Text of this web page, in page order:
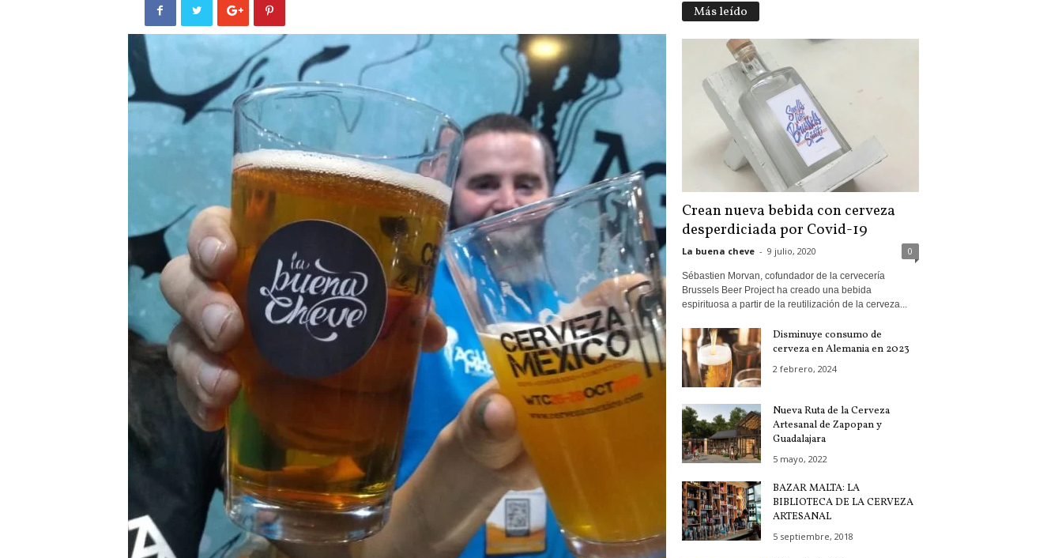
Más leído
Crean nueva bebida con cerveza
desperdiciada por Covid-19
La buena cheve - 9 julio, 2020 0
Sébastien Morvan, cofundador de la cervecería
Brussels Beer Project ha creado una bebida
espirituosa a partir de la reutilización de la cerveza...
Disminuye consumo de
cerveza en Alemania en 2023
2 febrero, 2024
Nueva Ruta de la Cerveza
Artesanal de Zapopan y
Guadalajara
5 mayo, 2022
BAZAR MALTA: LA
BIBLIOTECA DE LA CERVEZA
ARTESANAL
5 septiembre, 2018